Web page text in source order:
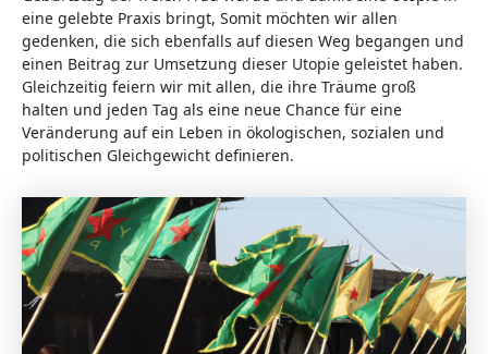
eine gelebte Praxis bringt, Somit möchten wir allen
gedenken, die sich ebenfalls auf diesen Weg begangen und
einen Beitrag zur Umsetzung dieser Utopie geleistet haben.
Gleichzeitig feiern wir mit allen, die ihre Träume groß
halten und jeden Tag als eine neue Chance für eine
Veränderung auf ein Leben in ökologischen, sozialen und
politischen Gleichgewicht definieren.